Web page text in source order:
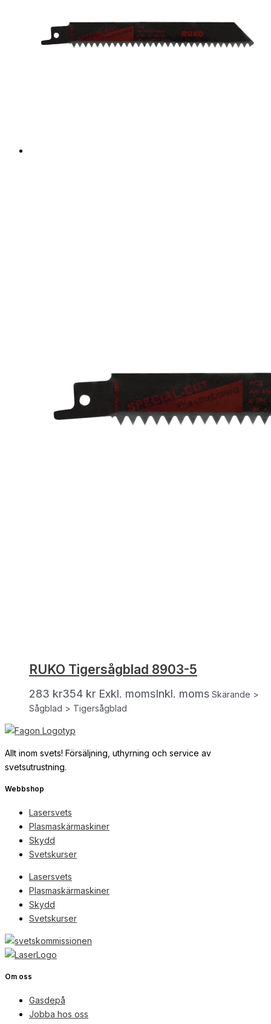
RUKO Tigersågblad 8903-5
283 kr354 kr Exkl. momsInkl. moms Skärande >
Sågblad > Tigersågblad
Allt inom svets! Försäljning, uthyrning och service av
svetsutrustning.
Webbshop
Lasersvets
Plasmaskärmaskiner
Skydd
Svetskurser
Lasersvets
Plasmaskärmaskiner
Skydd
Svetskurser
Om oss
Gasdepå
Jobba hos oss